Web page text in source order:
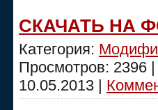
СКАЧАТЬ НА
Категория:
Просмотров: 2396
10.05.2013 |